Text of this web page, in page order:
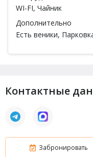
WI-FI, Чайник
Дополнительно
Есть веники,
Контактные
Забронировать